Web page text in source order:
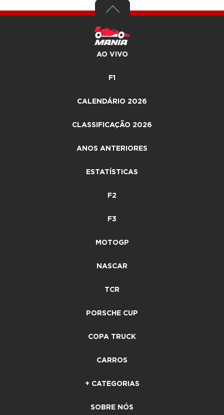
AO VIVO
F1
CALENDÁRIO 2026
CLASSIFICAÇÃO 2026
ANOS ANTERIORES
ESTATÍSTICAS
F2
F3
MOTOGP
NASCAR
TCR
PORSCHE CUP
COPA TRUCK
CARROS
+ CATEGORIAS
SOBRE NÓS